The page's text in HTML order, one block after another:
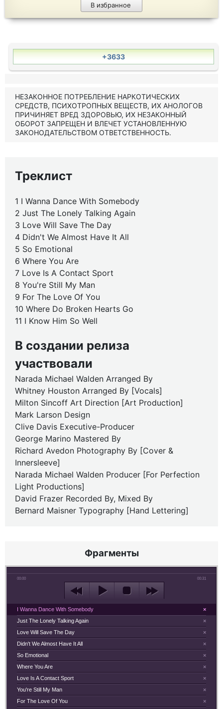
В избранное
+3633
НЕЗАКОННОЕ ПОТРЕБЛЕНИЕ НАРКОТИЧЕСКИХ
СРЕДСТВ, ПСИХОТРОПНЫХ ВЕЩЕСТВ, ИХ АНОЛОГОВ
ПРИЧИНЯЕТ ВРЕД ЗДОРОВЬЮ, ИХ НЕЗАКОННЫЙ
ОБОРОТ ЗАПРЕЩЕН И ВЛЕЧЕТ УСТАНОВЛЕННУЮ
ЗАКОНОДАТЕЛЬСТВОМ ОТВЕТСТВЕННОСТЬ.
Треклист
1 I Wanna Dance With Somebody
2 Just The Lonely Talking Again
3 Love Will Save The Day
4 Didn't We Almost Have It All
5 So Emotional
6 Where You Are
7 Love Is A Contact Sport
8 You're Still My Man
9 For The Love Of You
10 Where Do Broken Hearts Go
11 I Know Him So Well
В создании релиза
участвовали
Narada Michael Walden Arranged By
Whitney Houston Arranged By [Vocals]
Milton Sincoff Art Direction [Art Production]
Mark Larson Design
Clive Davis Executive-Producer
George Marino Mastered By
Richard Avedon Photography By [Cover &
Innersleeve]
Narada Michael Walden Producer [For Perfection
Light Productions]
David Frazer Recorded By, Mixed By
Bernard Maisner Typography [Hand Lettering]
Фрагменты
00:00 00:31
×
I Wanna Dance With Somebody
×
Just The Lonely Talking Again
×
Love Will Save The Day
×
Didn't We Almost Have It All
×
So Emotional
×
Where You Are
×
Love Is A Contact Sport
×
You're Still My Man
×
For The Love Of You